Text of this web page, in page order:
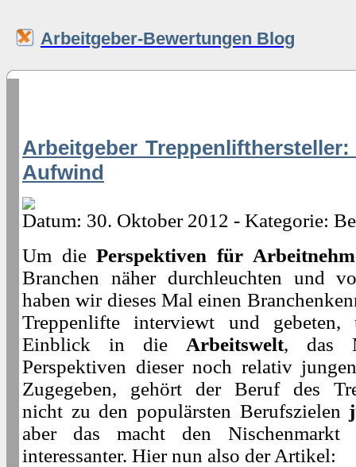
Arbeitgeber-Bewertungen Blog
Arbeitgeber
Aufwind
Datum: 30. Oktober 2012 - Kategorie:
Um diePerspektiven für
Branchen näher durchleuchten und
haben wir dieses Mal einen
Treppenlifte interviewt und gebeten,
Einblick in die Arbeitswelt, das
Perspektiven dieser noch relativ
Zugegeben, gehört der Beruf des
nicht zu den populärsten Berufszielen
aber das macht den
interessanter. Hier nun also der Artikel: